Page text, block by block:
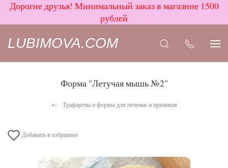
Дорогие друзья! Минимальный заказ в магазине 1500
рублей
LUBIMOVA.COM
Форма "Летучая мышь №2"
Трафареты и формы для печенья и пряников
Добавить в избранное